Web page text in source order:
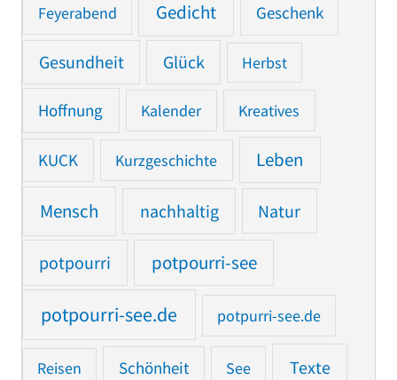
Feyerabend Gedicht Geschenk
Gesundheit Glück Herbst
Hoffnung Kalender Kreatives
KUCK Kurzgeschichte Leben
Mensch nachhaltig Natur
potpourri potpourri-see
potpourri-see.de potpurri-see.de
Reisen Schönheit See Texte